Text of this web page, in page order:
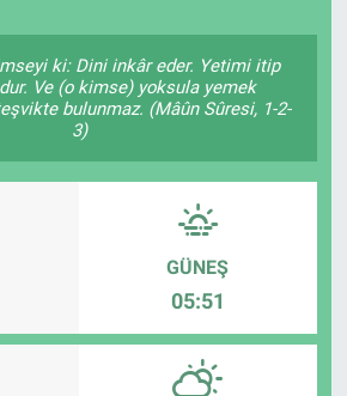
ki: Dini inkâr eder. Yetimi itip
Ve (o kimse) yoksula yemek
bulunmaz. (Mâûn Sûresi, 1-2-
3)
GÜNEŞ
05:51